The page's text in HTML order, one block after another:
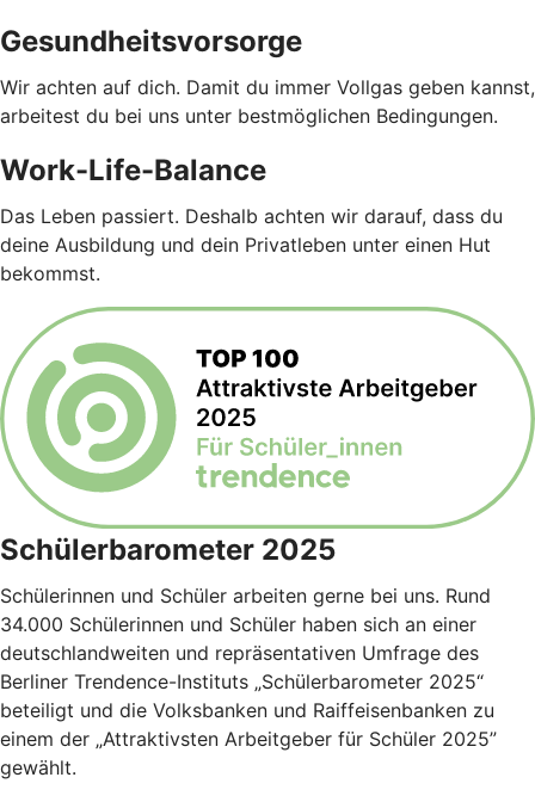
Gesundheitsvorsorge
Wir achten auf dich. Damit du immer Vollgas geben kannst,
arbeitest du bei uns unter bestmöglichen Bedingungen.
Work-Life-Balance
Das Leben passiert. Deshalb achten wir darauf, dass du
deine Ausbildung und dein Privatleben unter einen Hut
bekommst.
Schülerbarometer 2025
Schülerinnen und Schüler arbeiten gerne bei uns. Rund
34.000 Schülerinnen und Schüler haben sich an einer
deutschlandweiten und repräsentativen Umfrage des
Berliner Trendence-Instituts „Schülerbarometer 2025“
beteiligt und die Volksbanken und Raiffeisenbanken zu
einem der „Attraktivsten Arbeitgeber für Schüler 2025”
gewählt.